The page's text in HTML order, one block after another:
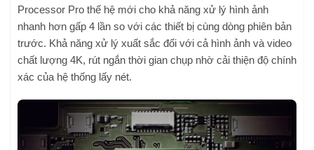
Processor Pro thế hệ mới cho khả năng xử lý hình ảnh
nhanh hơn gấp 4 lần so với các thiết bị cùng dòng phiên bản
trước. Khả năng xử lý xuất sắc đối với cả hình ảnh và video
chất lượng 4K, rút ngắn thời gian chụp nhờ cải thiện độ chính
xác của hệ thống lấy nét.